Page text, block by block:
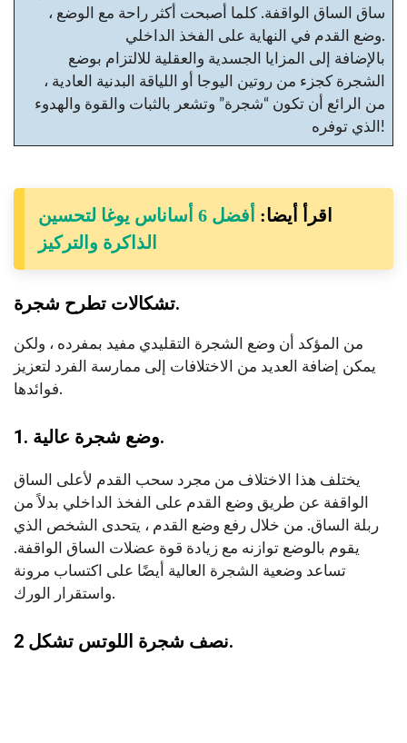
ساق الساق الواقفة. كلما أصبحت أكثر راحة مع الوضع ،
وضع القدم في النهاية على الفخذ الداخلي.
بالإضافة إلى المزايا الجسدية والعقلية للالتزام بوضع
الشجرة كجزء من روتين اليوجا أو اللياقة البدنية العادية ،
من الرائع أن تكون “شجرة” وتشعر بالثبات والقوة والهدوء
الذي توفره!
اقرأ أيضا:
أفضل 6 أساناس يوغا لتحسين
الذاكرة والتركيز
تشكالات تطرح شجرة.
من المؤكد أن وضع الشجرة التقليدي مفيد بمفرده ، ولكن
يمكن إضافة العديد من الاختلافات إلى ممارسة الفرد لتعزيز
فوائدها.
1. وضع شجرة عالية.
يختلف هذا الاختلاف من مجرد سحب القدم لأعلى الساق
الواقفة عن طريق وضع القدم على الفخذ الداخلي بدلاً من
ربلة الساق. من خلال رفع وضع القدم ، يتحدى الشخص الذي
يقوم بالوضع توازنه مع زيادة قوة عضلات الساق الواقفة.
تساعد وضعية الشجرة العالية أيضًا على اكتساب مرونة
واستقرار الورك.
2 نصف شجرة اللوتس تشكل.